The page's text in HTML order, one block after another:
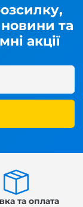
та
акції
та оплата